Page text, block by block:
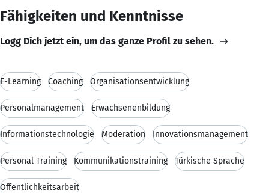
Fähigkeiten und Kenntnisse
Logg Dich jetzt ein, um das ganze Profil zu sehen.
E-Learning Coaching Organisationsentwicklung
Personalmanagement Erwachsenenbildung
Informationstechnologie Moderation Innovationsmanagement
Personal Training Kommunikationstraining Türkische Sprache
Öffentlichkeitsarbeit